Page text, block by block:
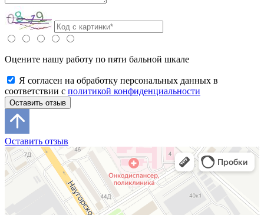
Оцените нашу работу по пяти бальной шкале
Я согласен на обработку персональных данных в
соответствии с политикой конфиденциальности
Оставить отзыв
Оставить отзыв